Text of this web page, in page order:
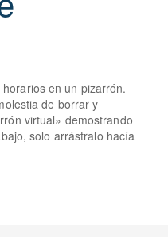
en un pizarrón.
de borrar y
virtual» demostrando
solo arrástralo hacía